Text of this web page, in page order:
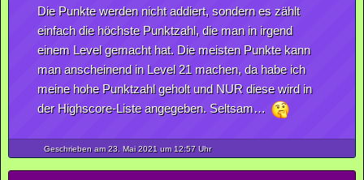
Die Punkte werden nicht addiert, sondern es zählt
einfach die höchste Punktzahl, die man in irgend
einem Level gemacht hat. Die meisten Punkte kann
man anscheinend in Level 21 machen, da habe ich
meine hohe Punktzahl geholt und NUR diese wird in
der Highscore-Liste angegeben. Seltsam…
Geschrieben am 23. Mai2021 um 12:57 Uhr